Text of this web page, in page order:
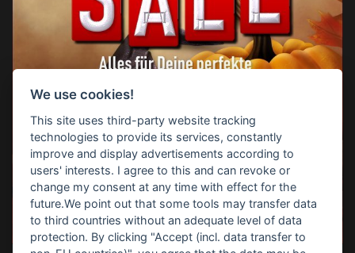
We use cookies!
This site uses third-party website tracking
technologies to provide its services, constantly
improve and display advertisements according to
users' interests. I agree to this and can revoke or
change my consent at any time with effect for the
future.We point out that some tools may transfer data
to third countries without an adequate level of data
protection. By clicking "Accept (incl. data transfer to